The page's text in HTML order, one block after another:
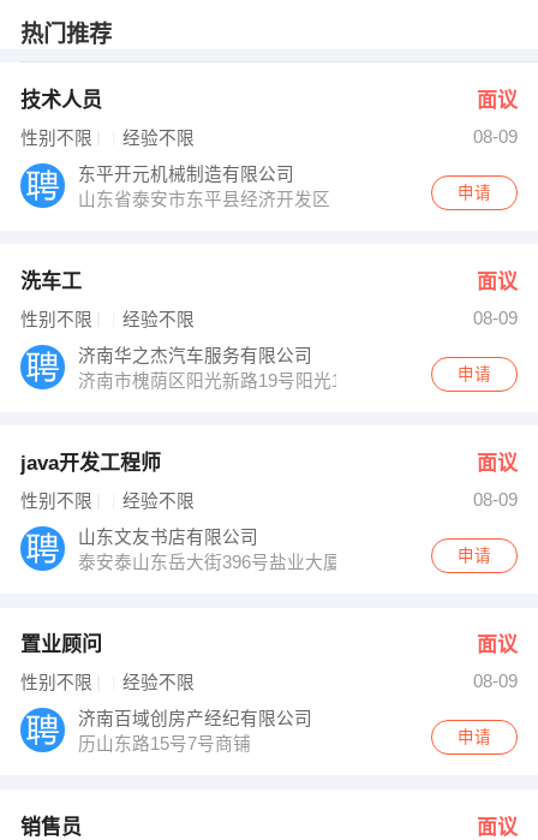
【东平洲际泰亚麻纺织有限公司 】 强势入驻
热门推荐
技术人员 面议
性别不限 经验不限
08-09
东平开元机械制造有限公司
山东省泰安市东平县经济开发区
申请
洗车工 面议
性别不限 经验不限
08-09
济南华之杰汽车服务有限公司
济南市槐荫区阳光新路19号阳光100美乐汇沃尔玛超市地
申请
java开发工程师 面议
性别不限 经验不限
08-09
山东文友书店有限公司
泰安泰山东岳大街396号盐业大厦
申请
置业顾问 面议
性别不限 经验不限
08-09
济南百域创房产经纪有限公司
历山东路15号7号商铺
申请
销售员 面议